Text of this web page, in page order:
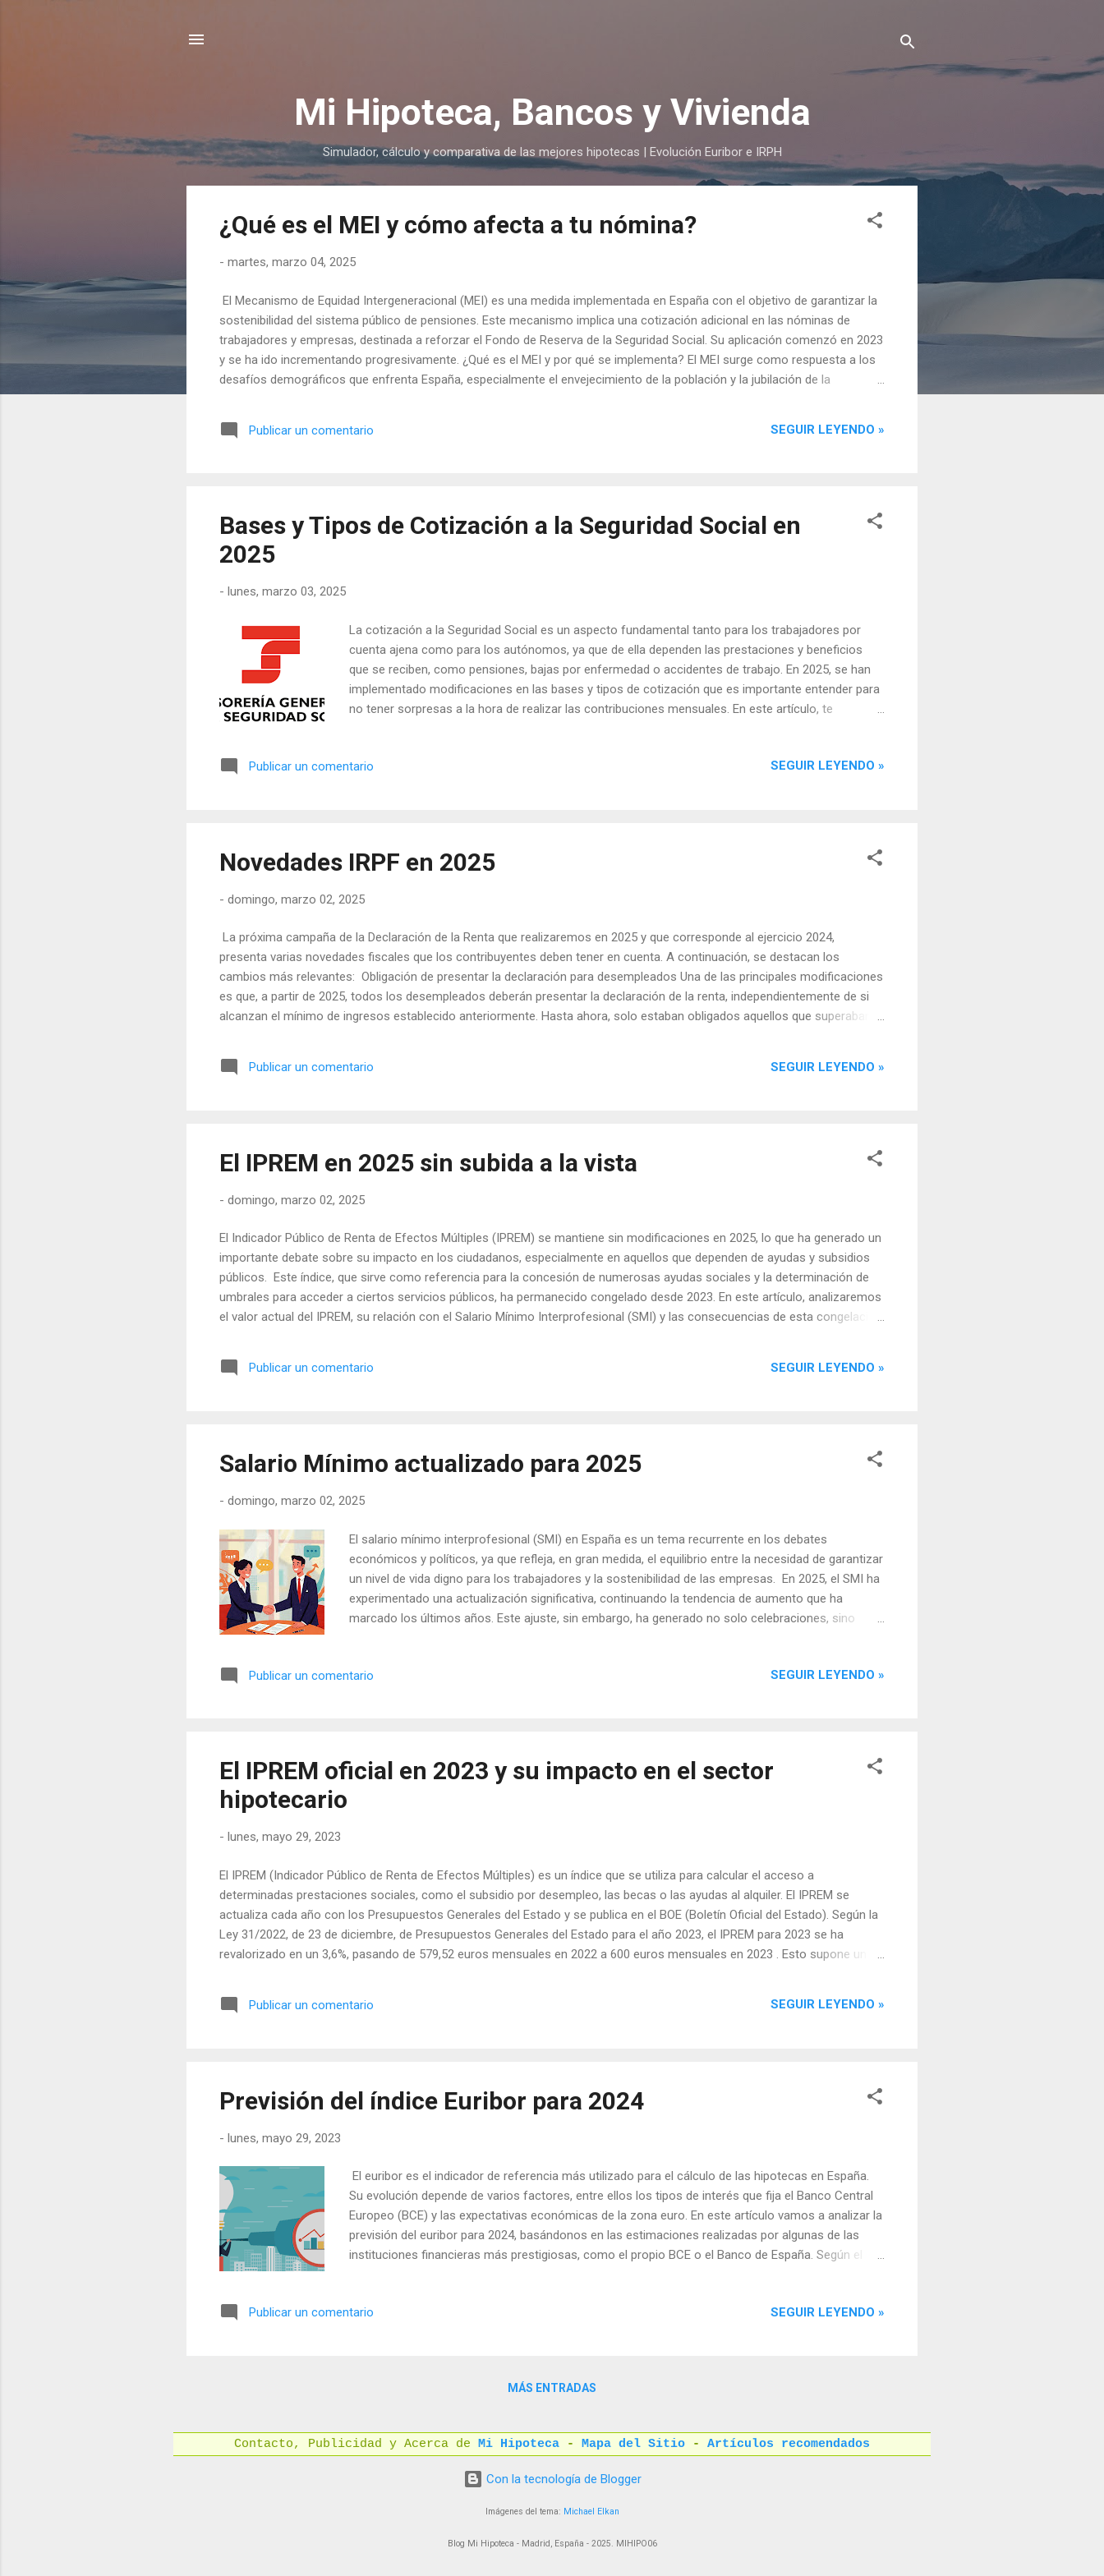
Mi Hipoteca, Bancos y Vivienda
Simulador, cálculo y comparativa de las mejores hipotecas | Evolución Euribor e IRPH
¿Qué es el MEI y cómo afecta a tu nómina?
- martes, marzo 04, 2025
El Mecanismo de Equidad Intergeneracional (MEI) es una medida implementada en España con el objetivo de garantizar la
sostenibilidad del sistema público de pensiones. Este mecanismo implica una cotización adicional en las nóminas de
trabajadores y empresas, destinada a reforzar el Fondo de Reserva de la Seguridad Social. Su aplicación comenzó en 2023
y se ha ido incrementando progresivamente. ¿Qué es el MEI y por qué se implementa? El MEI surge como respuesta a los
desafíos demográficos que enfrenta España, especialmente el envejecimiento de la población y la jubilación de la
en aumentar los recursos del Fondo de Reserva de la Seguridad Social. ¿Cómo afecta el MEI a tu nómina en 2025? A
Publicar un comentario SEGUIR LEYENDO »
Bases y Tipos de Cotización a la Seguridad Social en
2025
- lunes, marzo 03, 2025
La cotización a la Seguridad Social es un aspecto fundamental tanto para los trabajadores por
cuenta ajena como para los autónomos, ya que de ella dependen las prestaciones y beneficios
que se reciben, como pensiones, bajas por enfermedad o accidentes de trabajo. En 2025, se han
implementado modificaciones en las bases y tipos de cotización que es importante entender para
no tener sorpresas a la hora de realizar las contribuciones mensuales. En este artículo, te
seas autónomo, trabajador por cuenta ajena o empresario. ¿Qué son las Bases y Tipos de
Publicar un comentario SEGUIR LEYENDO »
Novedades IRPF en 2025
- domingo, marzo 02, 2025
La próxima campaña de la Declaración de la Renta que realizaremos en 2025 y que corresponde al ejercicio 2024,
presenta varias novedades fiscales que los contribuyentes deben tener en cuenta. A continuación, se destacan los
cambios más relevantes: Obligación de presentar la declaración para desempleados Una de las principales modificaciones
es que, a partir de 2025, todos los desempleados deberán presentar la declaración de la renta, independientemente de si
alcanzan el mínimo de ingresos establecido anteriormente. Hasta ahora, solo estaban obligados aquellos que superaban
pagadores pasa de 1.500 a 2.500 euros, ampliando el margen para muchos contribuyentes. Modificación de la escala del
ahorro Con efectos desde el 1 de enero de 2025, se ha modificado la escala aplicable a la base liquidable del ahorro para
Publicar un comentario SEGUIR LEYENDO »
El IPREM en 2025 sin subida a la vista
- domingo, marzo 02, 2025
El Indicador Público de Renta de Efectos Múltiples (IPREM) se mantiene sin modificaciones en 2025, lo que ha generado un
importante debate sobre su impacto en los ciudadanos, especialmente en aquellos que dependen de ayudas y subsidios
públicos. Este índice, que sirve como referencia para la concesión de numerosas ayudas sociales y la determinación de
umbrales para acceder a ciertos servicios públicos, ha permanecido congelado desde 2023. En este artículo, analizaremos
el valor actual del IPREM, su relación con el Salario Mínimo Interprofesional (SMI) y las consecuencias de esta congelación
para calcular las ayudas y subsidios que reciben diversas personas y colectivos. Entre sus aplicaciones más comunes se
encuentran los umbrales para recibir prestaciones por desempleo, becas, ayudas al alquiler y otros subsidios sociales. A lo
Publicar un comentario SEGUIR LEYENDO »
Salario Mínimo actualizado para 2025
- domingo, marzo 02, 2025
El salario mínimo interprofesional (SMI) en España es un tema recurrente en los debates
económicos y políticos, ya que refleja, en gran medida, el equilibrio entre la necesidad de garantizar
un nivel de vida digno para los trabajadores y la sostenibilidad de las empresas. En 2025, el SMI ha
experimentado una actualización significativa, continuando la tendencia de aumento que ha
marcado los últimos años. Este ajuste, sin embargo, ha generado no solo celebraciones, sino
referencia para este año 2025 de acuerdo al Real Decreto 87/2025 de 11 de Febrero publicado en
Publicar un comentario SEGUIR LEYENDO »
El IPREM oficial en 2023 y su impacto en el sector
hipotecario
- lunes, mayo 29, 2023
El IPREM (Indicador Público de Renta de Efectos Múltiples) es un índice que se utiliza para calcular el acceso a
determinadas prestaciones sociales, como el subsidio por desempleo, las becas o las ayudas al alquiler. El IPREM se
actualiza cada año con los Presupuestos Generales del Estado y se publica en el BOE (Boletín Oficial del Estado). Según la
Ley 31/2022, de 23 de diciembre, de Presupuestos Generales del Estado para el año 2023, el IPREM para 2023 se ha
revalorizado en un 3,6%, pasando de 579,52 euros mensuales en 2022 a 600 euros mensuales en 2023 . Esto supone un
español, ya que es uno de los criterios que se utilizan para determinar el límite de ingresos para acceder a las viviendas de
protección oficial (VPO) o a las ayudas públicas para la compra o el alquiler de vivienda. Además, el IPREM también se usa
Publicar un comentario SEGUIR LEYENDO »
Previsión del índice Euribor para 2024
- lunes, mayo 29, 2023
El euribor es el indicador de referencia más utilizado para el cálculo de las hipotecas en España.
Su evolución depende de varios factores, entre ellos los tipos de interés que fija el Banco Central
Europeo (BCE) y las expectativas económicas de la zona euro. En este artículo vamos a analizar la
previsión del euribor para 2024, basándonos en las estimaciones realizadas por algunas de las
instituciones financieras más prestigiosas, como el propio BCE o el Banco de España. Según el
Esta caída se debería a una moderación de la inflación en la zona euro , que obligaría al BCE a
Publicar un comentario SEGUIR LEYENDO »
MÁS ENTRADAS
Contacto, Publicidad y Acerca de Mi Hipoteca - Mapa del Sitio - Artículos recomendados
Con la tecnología de Blogger
Imágenes del tema: Michael Elkan
Blog Mi Hipoteca - Madrid, España - 2025. MIHIPO06